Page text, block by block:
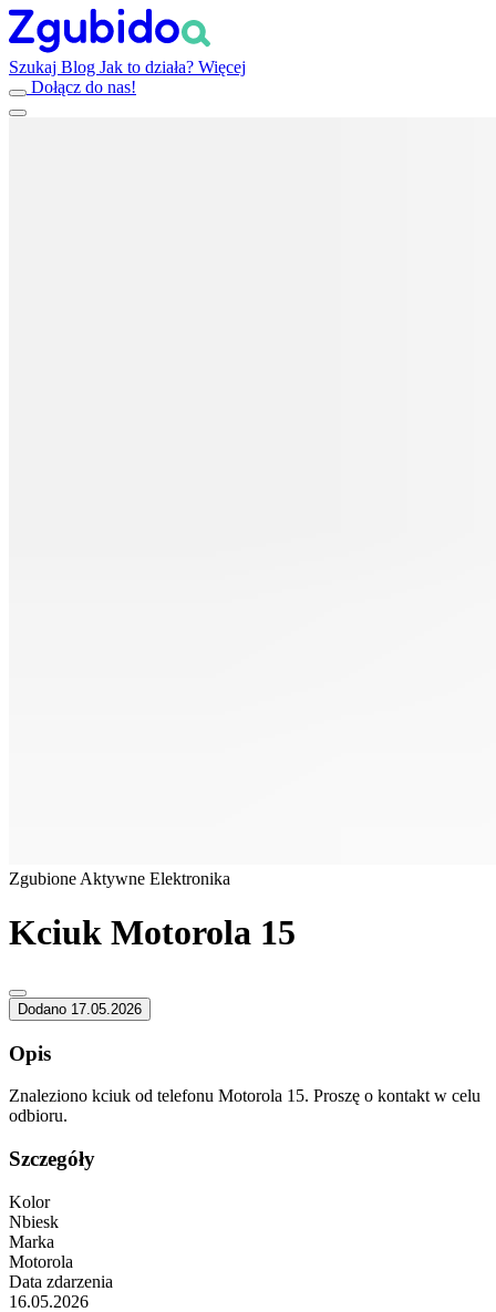
Szukaj Blog Jak to działa? Więcej
Dołącz do nas!
Zgubione Aktywne Elektronika
Kciuk Motorola 15
Dodano 17.05.2026
Opis
Znaleziono kciuk od telefonu Motorola 15. Proszę o kontakt w celu
odbioru.
Szczegóły
Kolor
Nbiesk
Marka
Motorola
Data zdarzenia
16.05.2026